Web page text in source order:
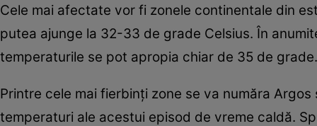
Cele mai afectate vor fi zonele continentale din
putea ajunge la 32-33 de grade Celsius. În
temperaturile se pot apropia chiar de 35 de grade.
Printre cele mai fierbinți zone se va număra
temperaturi ale acestui episod de vreme caldă.